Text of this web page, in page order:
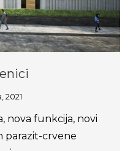
2021
nova funkcija, novi
parazit-crvene